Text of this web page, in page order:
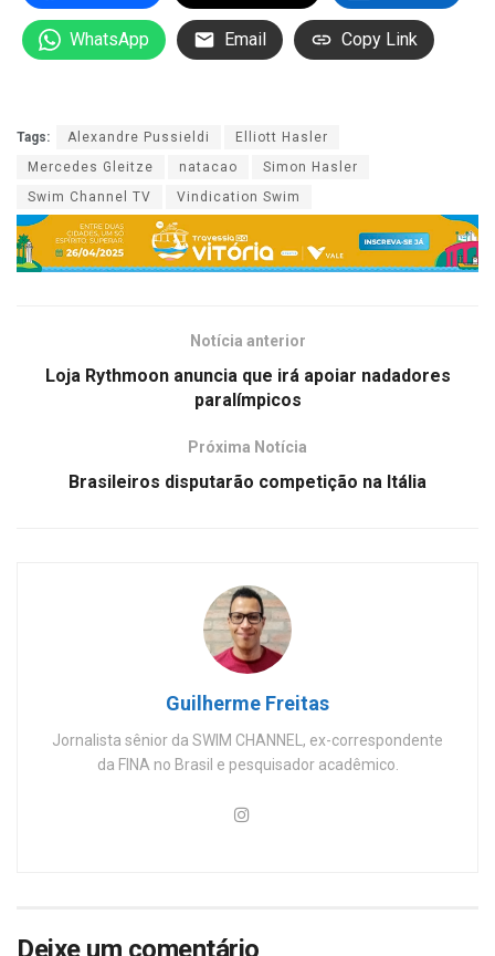
WhatsApp Email Copy Link
Tags: Alexandre Pussieldi
Elliott Hasler
Mercedes Gleitze
natacao
Simon Hasler
Swim Channel TV
Vindication Swim
Notícia anterior
Loja Rythmoon anuncia que irá apoiar nadadores
paralímpicos
Próxima Notícia
Brasileiros disputarão competição na Itália
Guilherme Freitas
Jornalista sênior da SWIM CHANNEL, ex-correspondente
da FINA no Brasil e pesquisador acadêmico.
Deixe um comentário